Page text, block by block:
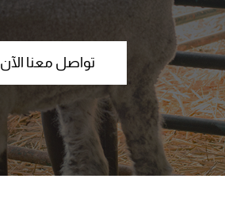
تواصل معنا الآن